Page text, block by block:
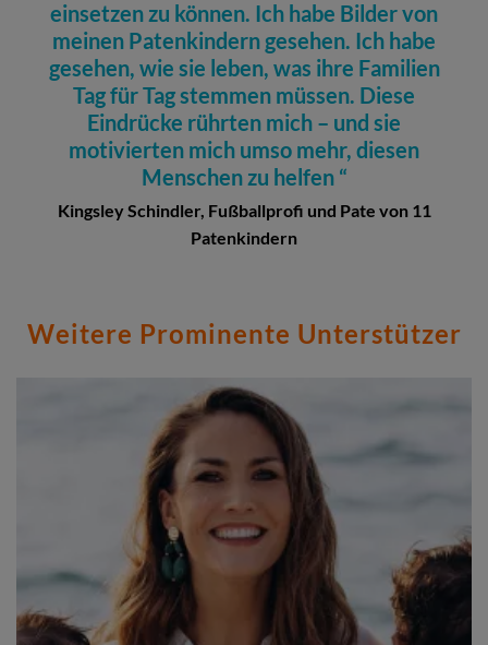
einsetzen zu können. Ich habe Bilder von
meinen Patenkindern gesehen. Ich habe
gesehen, wie sie leben, was ihre Familien
Tag für Tag stemmen müssen. Diese
Eindrücke rührten mich – und sie
motivierten mich umso mehr, diesen
Menschen zu helfen
Kingsley Schindler, Fußballprofi und Pate von 11
Patenkindern
Weitere Prominente Unterstützer